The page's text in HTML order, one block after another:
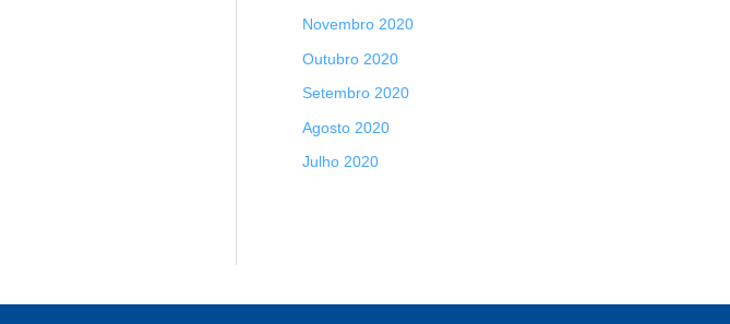
Novembro 2020
Outubro 2020
Setembro 2020
Agosto 2020
Julho 2020